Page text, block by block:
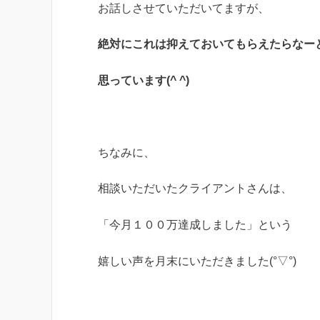
お話しさせていただいてますが、
絶対にこれは抑えておいてもらえたらなー
思っています(^ ^)
ちなみに、
相談いただいたクライアントさんは、
「今月１００万達成しました」という
嬉しい声を月末にいただきました(°▽°)